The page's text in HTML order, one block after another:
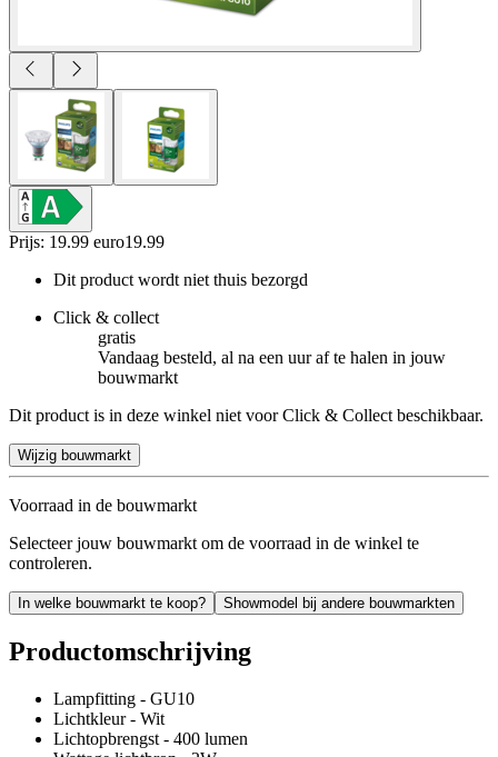
Prijs: 19.99 euro19.99
Dit product wordt niet thuis bezorgd
Click & collect
gratis
Vandaag besteld, al na een uur af te halen in jouw
bouwmarkt
Dit product is in deze winkel niet voor Click & Collect beschikbaar.
Wijzig bouwmarkt
Voorraad in de bouwmarkt
Selecteer jouw bouwmarkt om de voorraad in de winkel te
controleren.
In welke bouwmarkt te koop? Showmodel bij andere bouwmarkten
Productomschrijving
Lampfitting - GU10
Lichtkleur - Wit
Lichtopbrengst - 400 lumen